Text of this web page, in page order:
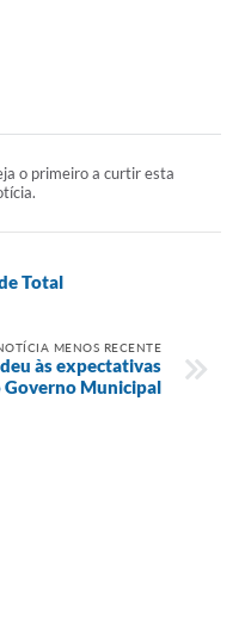
o primeiro a curtir esta
Total
MENOS RECENTE
às expectativas
Governo Municipal